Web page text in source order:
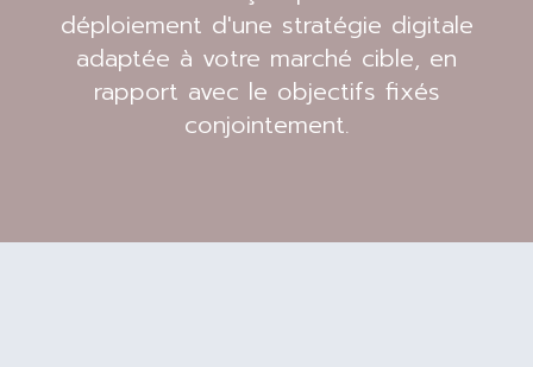
déploiement d'une stratégie digitale
adaptée à votre marché cible, en
rapport avec le objectifs fixés
conjointement.